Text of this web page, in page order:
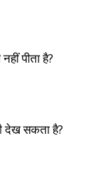
पीता है?
देख सकता है?